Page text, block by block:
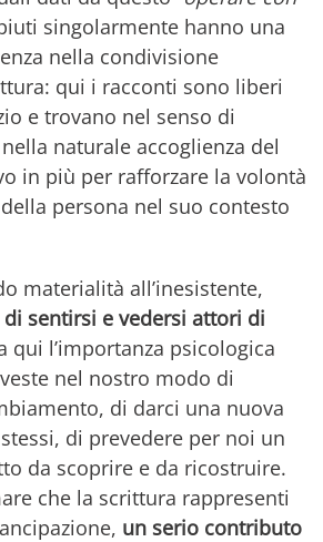
singolarmente hanno una
nella condivisione
qui i racconti sono liberi
e trovano nel senso di
naturale accoglienza del
in più per rafforzare la volontà
persona nel suo contesto
materialità all’inesistente,
sentirsi e vedersi attori di
qui l’importanza psicologica
nel nostro modo di
di darci una nuova
di prevedere per noi un
da scoprire e da ricostruire.
che la scrittura rappresenti
un serio contributo